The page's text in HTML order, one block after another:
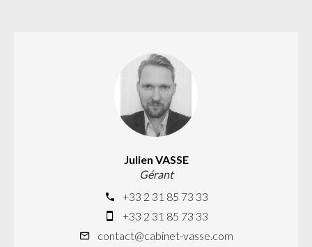
Julien VASSE
Gérant
+33 2 31 85 73 33
+33 2 31 85 73 33
contact@cabinet-vasse.com